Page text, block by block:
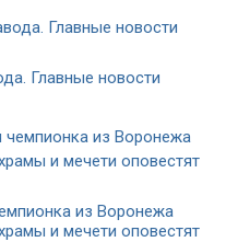
Главные новости
из Воронежа
и мечети оповестят